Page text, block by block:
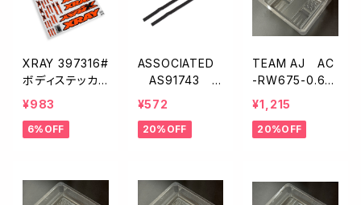
XRAY 397316#
ボディステッカ
ー ネオンオレン
¥983
6%OFF
ASSOCIATED
AS91743
面ファスナー
¥572
20%OFF
TEAM AJ AC
-RW675-0.6
1/10EPバギー用
ウイング【6.75イ
ンチ/0.6mm厚】
¥1,215
20%OFF